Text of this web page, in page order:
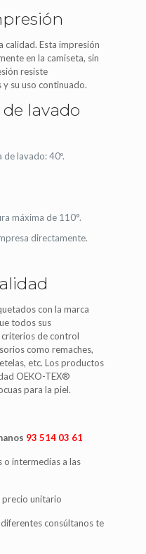
calidad. Esta impresión
en la camiseta, sin
resiste
su uso continuado.
lavado
lavado: 40º.
máxima de 110°.
directamente.
con la marca
todos sus
de control
como remaches,
etc. Los productos
OEKO-TEX®
para la piel.
93 514 03 61
o intermedias a las
unitario
consúltanos te